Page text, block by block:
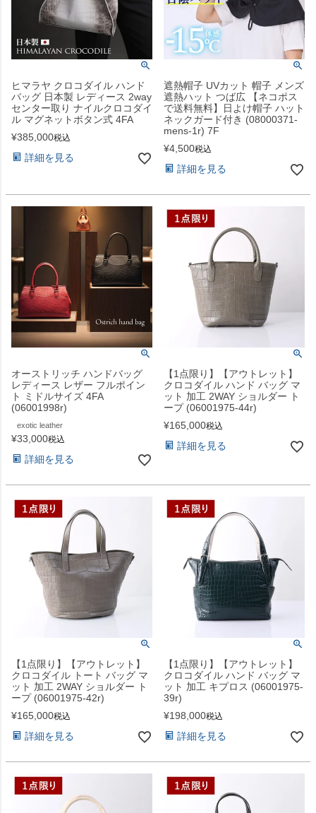
ヒマラヤ クロコダイル ハンド
バッグ 日本製 レディース 2way
センター取り ナイルクロコダイ
ル マグネットボタン式 4FA
¥385,000税込
詳細を見る
遮熱帽子 UVカット 帽子 メンズ
遮熱ハット つば広 【ネコポス
で送料無料】日よけ帽子 ハット
ネックガード付き (08000371-
mens-1r) 7F
¥4,500税込
詳細を見る
オーストリッチ ハンドバッグ
レディース レザー フルポイン
ト ミドルサイズ 4FA
(06001998r)
exotic leather
¥33,000税込
詳細を見る
【1点限り】【アウトレット】
クロコダイル ハンド バッグ マ
ット 加工 2WAY ショルダー ト
ープ (06001975-44r)
¥165,000税込
詳細を見る
【1点限り】【アウトレット】
クロコダイル トート バッグ マ
ット 加工 2WAY ショルダー ト
ープ (06001975-42r)
¥165,000税込
詳細を見る
【1点限り】【アウトレット】
クロコダイル ハンド バッグ マ
ット 加工 キプロス (06001975-
39r)
¥198,000税込
詳細を見る